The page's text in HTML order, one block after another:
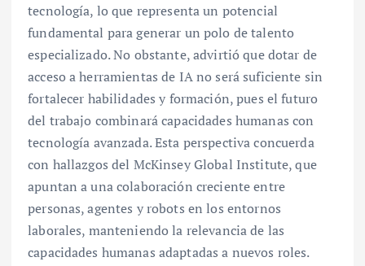
tecnología, lo que representa un potencial
fundamental para generar un polo de talento
especializado. No obstante, advirtió que dotar de
acceso a herramientas de IA no será suficiente sin
fortalecer habilidades y formación, pues el futuro
del trabajo combinará capacidades humanas con
tecnología avanzada. Esta perspectiva concuerda
con hallazgos del McKinsey Global Institute, que
apuntan a una colaboración creciente entre
personas, agentes y robots en los entornos
laborales, manteniendo la relevancia de las
capacidades humanas adaptadas a nuevos roles.